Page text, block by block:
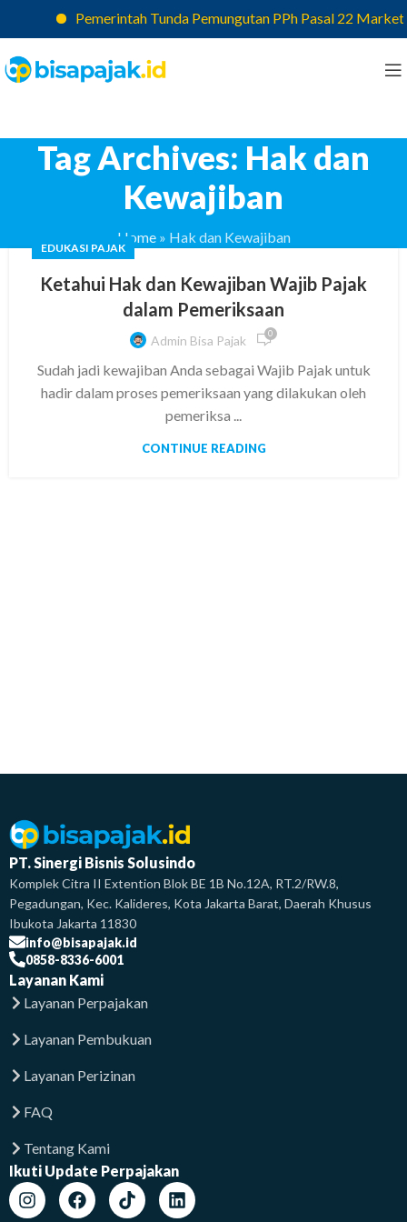
Pemerintah Tunda Pemungutan PPh Pasal 22
Tag Archives: Hak dan
Kewajiban
Home» Hak dan Kewajiban
EDUKASI PAJAK
Ketahui Hak dan Kewajiban Wajib Pajak
dalam Pemeriksaan
Admin Bisa Pajak 0
Sudah jadi kewajiban Anda sebagai Wajib Pajak untuk
hadir dalam proses pemeriksaan yang dilakukan oleh
pemeriksa ...
CONTINUE READING
PT. Sinergi Bisnis Solusindo
Komplek Citra II Extention Blok BE 1B No.12A, RT.2/RW.8,
Pegadungan, Kec. Kalideres, Kota Jakarta Barat, Daerah Khusus
Ibukota Jakarta 11830
info@bisapajak.id
0858-8336-6001
Layanan Kami
Layanan Perpajakan
Layanan Pembukuan
Layanan Perizinan
FAQ
Tentang Kami
Ikuti Update Perpajakan